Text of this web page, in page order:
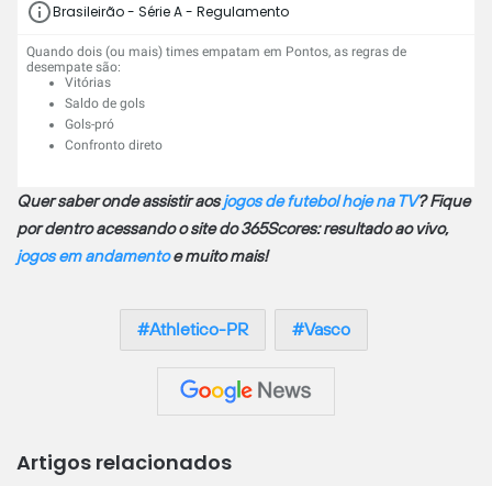
Brasileirão - Série A - Regulamento
Quando dois (ou mais) times empatam em Pontos, as regras de
desempate são:
Vitórias
Saldo de gols
Gols-pró
Confronto direto
Quer saber onde assistir aosjogos de futebol hoje na TV? Fique
por dentro acessando o site do 365Scores: resultado ao vivo,
jogos em andamentoe muito mais!
Athletico-PR Vasco
Artigos relacionados